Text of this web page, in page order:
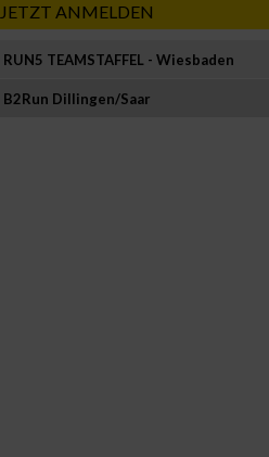
JETZT ANMELDEN
RUN5 TEAMSTAFFEL - Wiesbaden
B2Run Dillingen/Saar